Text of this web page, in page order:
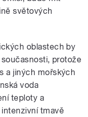
světových
oblastech by
protože
a jiných mořských
voda
teploty a
tmavě